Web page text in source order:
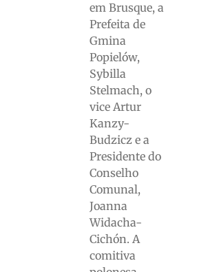
em Brusque, a
Prefeita de
Gmina
Popielów,
Sybilla
Stelmach, o
vice Artur
Kanzy-
Budzicz e a
Presidente do
Conselho
Comunal,
Joanna
Widacha-
Cichón. A
comitiva